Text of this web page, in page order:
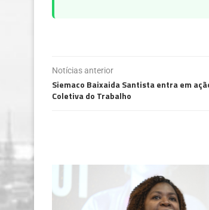
Notícias anterior
Siemaco Baixaida Santista entra em
Coletiva do Trabalho